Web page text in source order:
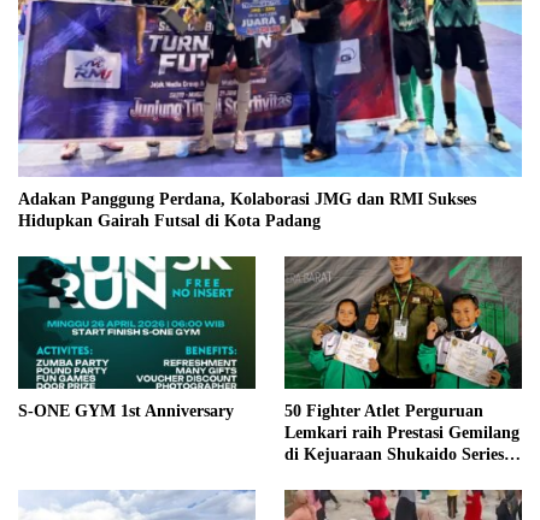
Adakan Panggung Perdana, Kolaborasi JMG dan RMI Sukses
Hidupkan Gairah Futsal di Kota Padang
S-ONE GYM 1st Anniversary
50 Fighter Atlet Perguruan
Lemkari raih Prestasi Gemilang
di Kejuaraan Shukaido Series 1